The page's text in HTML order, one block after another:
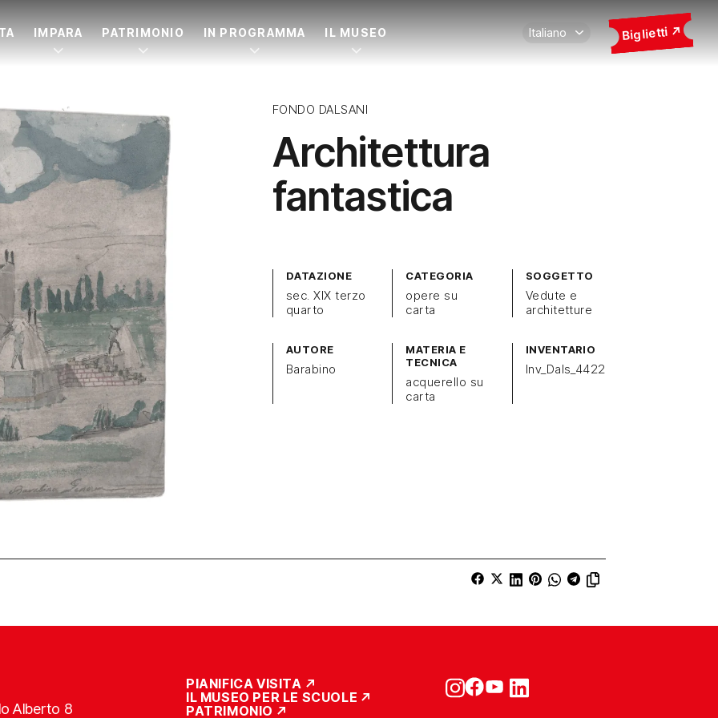
IMPARA PATRIMONIO IN PROGRAMMA IL MUSEO Biglietti
FONDO DALSANI
Architettura
fantastica
DATAZIONE
sec. XIX terzo
quarto
CATEGORIA
opere su
carta
SOGGETTO
Vedute e
architetture
AUTORE
Barabino
MATERIA E
TECNICA
acquerello su
carta
INVENTARIO
Inv_Dals_4422
Alberto 8
PIANIFICA VISITA
IL MUSEO PER LE SCUOLE
PATRIMONIO